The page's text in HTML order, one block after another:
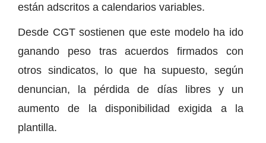
están adscritos a calendarios variables.
Desde CGT sostienen que este modelo ha ido
ganando peso tras acuerdos firmados con
otros sindicatos, lo que ha supuesto, según
denuncian, la pérdida de días libres y un
aumento de la disponibilidad exigida a la
plantilla.